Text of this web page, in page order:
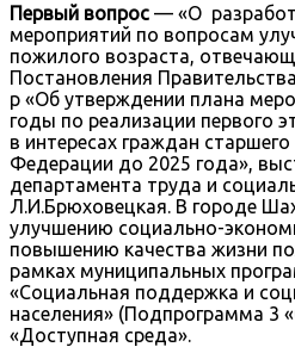
Первый вопрос — «О
мероприятий по вопросам
пожилого возраста,
Постановления
р «Об утверждении плана
годы по реализации первого
в интересах граждан
Федерации до 2025 года»,
департамента труда и
Л.И.Брюховецкая. В городе
улучшению социально-
повышению качества жизни
рамках муниципальных
«Социальная поддержка и
населения» (Подпрограмма 3
«Доступная среда».